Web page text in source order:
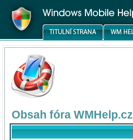
Obsah fóra WMHelp.cz